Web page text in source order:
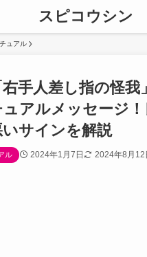
スピコウシン
ュアル
右手人差し指の怪我
ュアルメッセージ！
いサインを解説
ル 2024年1月7日 2024年8月12